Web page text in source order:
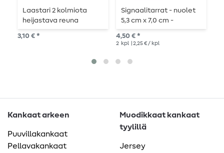
Laastari 2 kolmiota
heijastava reuna
neonkeltainen
3,10 € *
Signaalitarrat - nuolet
5,3 cm x 7,0 cm -
itsekiinnittyvät
4,50 € *
2 kpl | 2,25 € / kpl
Kankaat arkeen
Puuvillakankaat
Pellavakankaat
Muodikkaat kankaat
tyylillä
Jersey